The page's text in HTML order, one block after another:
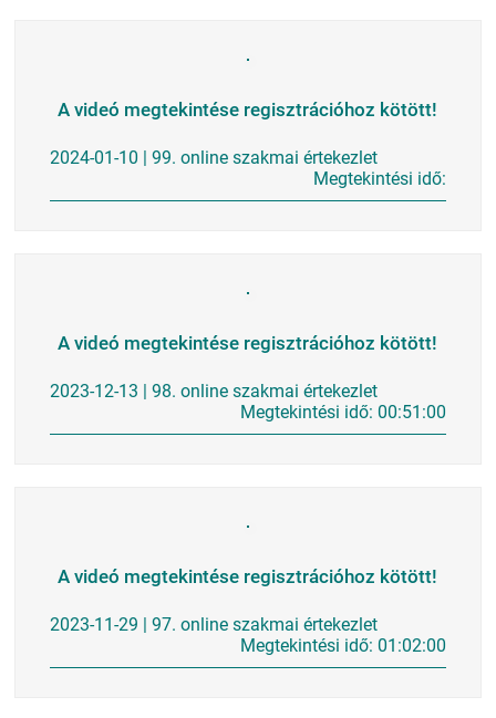
A videó megtekintése regisztrációhoz kötött!
2024-01-10 | 99. online szakmai értekezlet
Megtekintési idő:
A videó megtekintése regisztrációhoz kötött!
2023-12-13 | 98. online szakmai értekezlet
Megtekintési idő: 00:51:00
A videó megtekintése regisztrációhoz kötött!
2023-11-29 | 97. online szakmai értekezlet
Megtekintési idő: 01:02:00